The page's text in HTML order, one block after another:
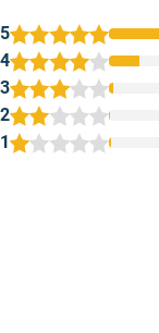
1
2
3
4
5